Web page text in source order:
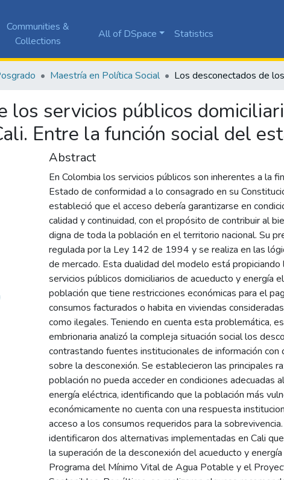
Communities &
Collections
All of DSpace Statistics
Maestría en Política Social
los servicios públicos
Entre la función social del
Abstract
En Colombia los servicios públicos son inherentes a la
Estado de conformidad a lo consagrado en su
estableció que el acceso debería garantizarse en
calidad y continuidad, con el propósito de contribuir al
digna de toda la población en el territorio nacional. Su
regulada por la Ley 142 de 1994 y se realiza en las
de mercado. Esta dualidad del modelo está
servicios públicos domiciliarios de acueducto y energía
población que tiene restricciones económicas para el
consumos facturados o habita en viviendas
como ilegales. Teniendo en cuenta esta problemática,
embrionaria analizó la compleja situación social los
contrastando fuentes institucionales de información
sobre la desconexión. Se establecieron las principales
población no pueda acceder en condiciones adecuadas
energía eléctrica, identificando que la población más
económicamente no cuenta con una respuesta
acceso a los consumos requeridos para la
identificaron dos alternativas implementadas en Cali
la superación de la desconexión del acueducto y
Programa del Mínimo Vital de Agua Potable y el